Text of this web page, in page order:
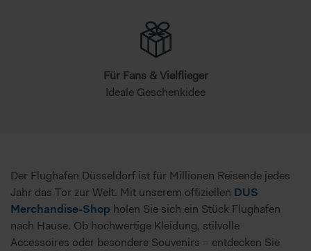
Für Fans & Vielflieger
Ideale Geschenkidee
Der Flughafen Düsseldorf ist für Millionen Reisende jedes
Jahr das Tor zur Welt. Mit unserem offiziellen DUS
Merchandise-Shop holen Sie sich ein Stück Flughafen
nach Hause. Ob hochwertige Kleidung, stilvolle
Accessoires oder besondere Souvenirs – entdecken Sie